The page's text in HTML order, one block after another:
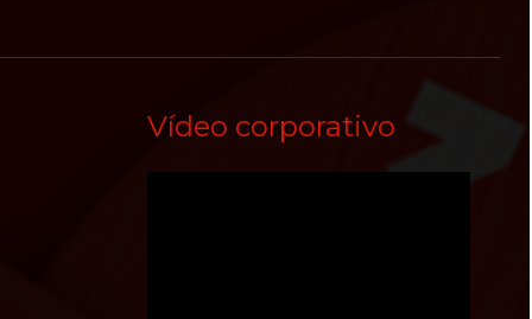
Vídeo corporativo